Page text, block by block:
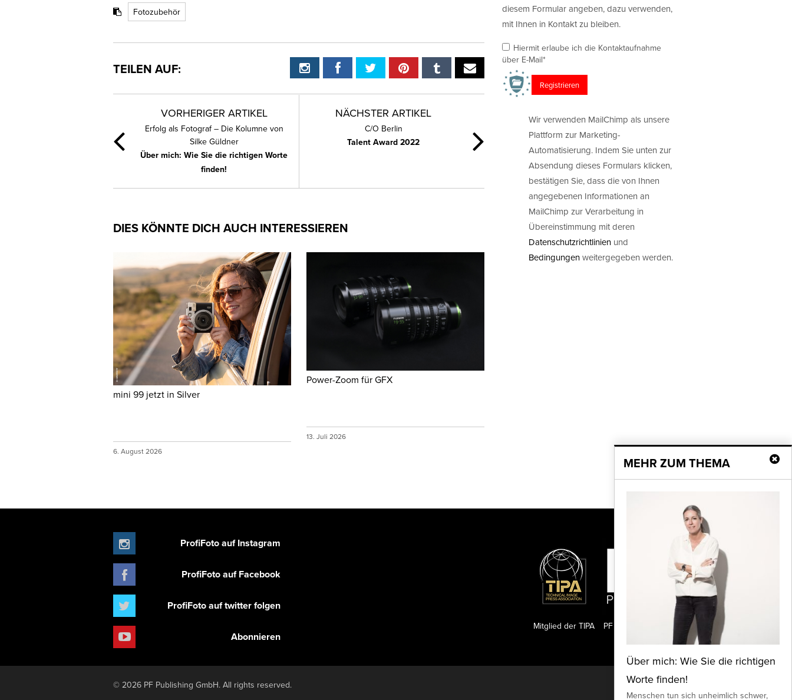
Fotozubehör
TEILEN AUF:
VORHERIGER ARTIKEL
Erfolg als Fotograf – Die Kolumne von
Silke Güldner
Über mich: Wie Sie die richtigen Worte
finden!
NÄCHSTER ARTIKEL
C/O Berlin
Talent Award 2022
DIES KÖNNTE DICH AUCH INTERESSIEREN
mini 99 jetzt in Silver
6. August 2026
Power-Zoom für GFX
13. Juli 2026
diesem Formular angeben, dazu verwenden,
mit Ihnen in Kontakt zu bleiben.
Hiermit erlaube ich die Kontaktaufnahme
über E-Mail*
Wir verwenden MailChimp als unsere
Plattform zur Marketing-
Automatisierung. Indem Sie unten zur
Absendung dieses Formulars klicken,
bestätigen Sie, dass die von Ihnen
angegebenen Informationen an
MailChimp zur Verarbeitung in
Übereinstimmung mit deren
Datenschutzrichtlinien und
Bedingungenweitergegeben werden.
MEHR ZUM THEMA
Über mich: Wie Sie die richtigen
Worte finden!
Menschen tun sich unheimlich schwer,
ProfiFoto auf Instagram
ProfiFoto auf Facebook
ProfiFoto auf twitter folgen
Abonnieren
PF Publishing GmbH
Mitglied der TIPA
© 2026 PF Publishing GmbH. All rights reserved.
Nach oben